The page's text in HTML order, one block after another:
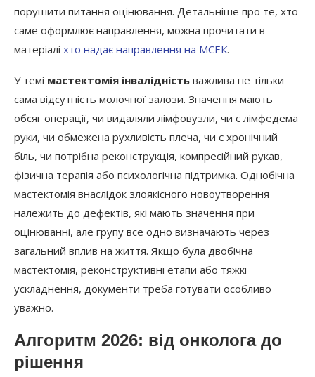
порушити питання оцінювання. Детальніше про те, хто
саме оформлює направлення, можна прочитати в
матеріалі хто надає направлення на МСЕК.
У темі мастектомія інвалідність важлива не тільки
сама відсутність молочної залози. Значення мають
обсяг операції, чи видаляли лімфовузли, чи є лімфедема
руки, чи обмежена рухливість плеча, чи є хронічний
біль, чи потрібна реконструкція, компресійний рукав,
фізична терапія або психологічна підтримка. Однобічна
мастектомія внаслідок злоякісного новоутворення
належить до дефектів, які мають значення при
оцінюванні, але групу все одно визначають через
загальний вплив на життя. Якщо була двобічна
мастектомія, реконструктивні етапи або тяжкі
ускладнення, документи треба готувати особливо
уважно.
Алгоритм 2026: від онколога до
рішення